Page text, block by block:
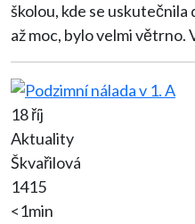
školou, kde se uskutečnila
až moc, bylo velmi větrno.
18 říj
Aktuality
Škvařilová
1415
<1min